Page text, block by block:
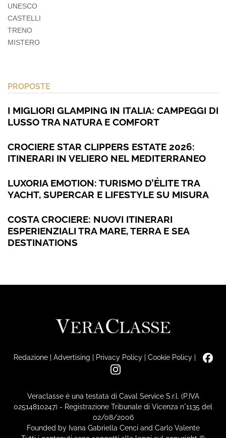
UNESCO
CASTELLI
TRENO
MISTERO
PROPOSTE
I MIGLIORI GLAMPING IN ITALIA: CAMPEGGI DI
LUSSO TRA NATURA E COMFORT
CROCIERE STAR CLIPPERS ESTATE 2026:
ITINERARI IN VELIERO NEL MEDITERRANEO
LUXORIA EMOTION: TURISMO D’ÉLITE TRA
YACHT, SUPERCAR E LIFESTYLE SU MISURA
COSTA CROCIERE: NUOVI ITINERARI
ESPERIENZIALI TRA MARE, TERRA E SEA
DESTINATIONS
Redazione| Advertising | Privacy Policy| Cookie Policy|
Veraclasse è una testata di Caval Service S.r.l. (P.IVA
02514810247) - Registrazione Tribunale di Vicenza n°1135 del
02/08/2006
Founded by Ivana Gabriella Cenci and Carlo Valente